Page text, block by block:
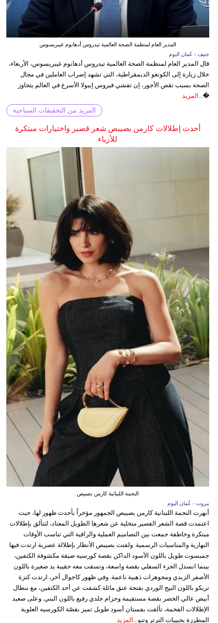
المدير العام لمنظمة الصحة العالمية تيدروس أدهانوم غيبريسوس
جنيف - عُمان اليوم
قال المدير العام لمنظمة الصحة العالمية تيدروس أدهانوم غيبريسوس، الأربعاء،
خلال زيارة إلى الكونغو الديمقراطية، التي تشهد إضراب العاملين في مجال
الصحة بسبب نقص الأجور، إن تفشي فيروس إيبولا الأسرع في العالم يتجاوز
�...
المزيد
المزيد من التحقيقات السياحية
أحدث إطلالات كارمن بصيبص شعر قصير واختيارات مبتكرة
للأزياء
النجمة اللبنانية كارمن بصيبص
بيروت - عُمان اليوم
أبهرت النجمة اللبنانية كارمن بصيبص الجمهور مؤخراً بأحدث ظهور لها، حيث
اعتمدت قصة الشعر القصير متخلية عن شعرها الطويل المعتاد، لتتألق بإطلالات
مبتكرة وخاطفة جمعت بين التصاميم العملية والراقية التي تناسب الأوقات
النهارية والمناسبات الرسمية. ولفتت بصيبص الأنظار بإطلالة عصرية ارتدت فيها
جمبسوت طويل باللون الأسود الداكن بقصة كورسيه ضيقة مكشوفة الكتفين،
بينما انسدل الجزء السفلي بقصة واسعة، ونسقت معه حقيبة يد صغيرة باللون
الأصفر الزبدي ومجوهرات ذهبية ناعمة. وفي ظهور كاجوال آخر، ارتدت كنزة
تريكو باللون البيج الوردي بفتحة عنق مائلة كشفت عن أحد الكتفين، مع بنطال
أبيض عالي الخصر بقصة مستقيمة وحزام جلدي رفيع باللون البني. وعلى صعيد
الإطلالات الفخمة، تألقت بفستان أسود طويل تميز بقصّة الكورسيه العلوية
المطرزة بحبيبات الترتر وتنو...
المزيد